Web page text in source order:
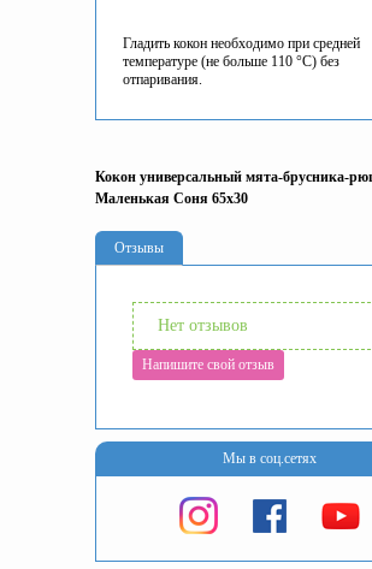
Гладить кокон необходимо при средней
температуре (не больше 110 °C) без
отпаривания.
Кокон универсальный мята-брусника-
Маленькая Соня 65x30
Отзывы
Нет отзывов
Напишите свой отзыв
Мы в соц.сетях